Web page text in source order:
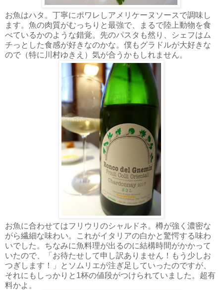
お魚はハタ。丁寧にポワレしアメリケーヌソースで調味し
ます。魚の肉質がむっちりと最強で、まるで陸上動物を食
べているかのような錯覚。先のパスタも然り、シェフはム
チっとした食感が好きなのかな。僕もグラドルが大好きな
ので（特に川村ゆきえ）気が合うかもしれません。
お魚に合わせてはフリウリのシャルドネ。樽が強く濃密な
がら繊細な味わい。これがイタリアの白かと驚愕する味わ
いでした。ちなみに魚料理が出るのに結構時間がかかって
いたので、「お待たせして申し訳ありません！もう少しお
つぎします！」とソムリエが注ぎ足していったのですが、
それにもしっかりと1杯の値段がつけられていました。超有
料かよ。